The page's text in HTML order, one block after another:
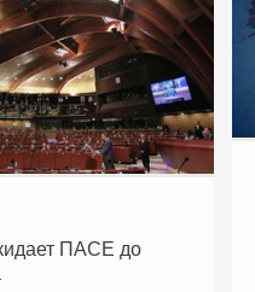
ПАСЕ до